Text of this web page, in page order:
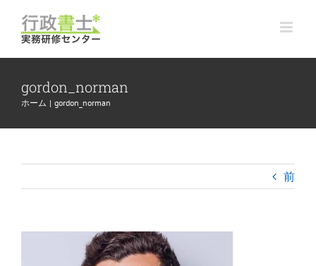
content
gordon_norman
ホーム gordon_norman
前